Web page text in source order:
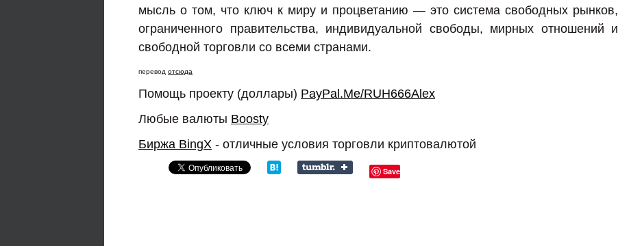
мысль о том, что ключ к миру и процветанию — это система свободных рынков,
ограниченного правительства, индивидуальной свободы, мирных отношений и
свободной торговли со всеми странами.
перевод отсюда
Помощь проекту (доллары) PayPal.Me/RUH666Alex
Любые валюты Boosty
Биржа BingX - отличные условия торговли криптовалютой
Save